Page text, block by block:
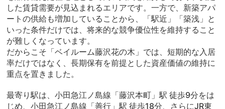
した賃貸需要が見込まれるエリアです。一方で、新築アパ
ートの供給も増加していることから、「駅近」「築浅」と
いった条件だけでは、将来的な競争優位性を維持すること
が難しくなっています。
だからこそ「ベイルーム藤沢花の木」では、短期的な入居
率だけではなく、長期保有を前提とした資産価値の維持に
重点を置きました。
最寄り駅は、小田急江ノ島線「藤沢本町」駅 徒歩9分をは
じめ、小田急江ノ島線「善行」駅 徒歩18分、さらにJR東